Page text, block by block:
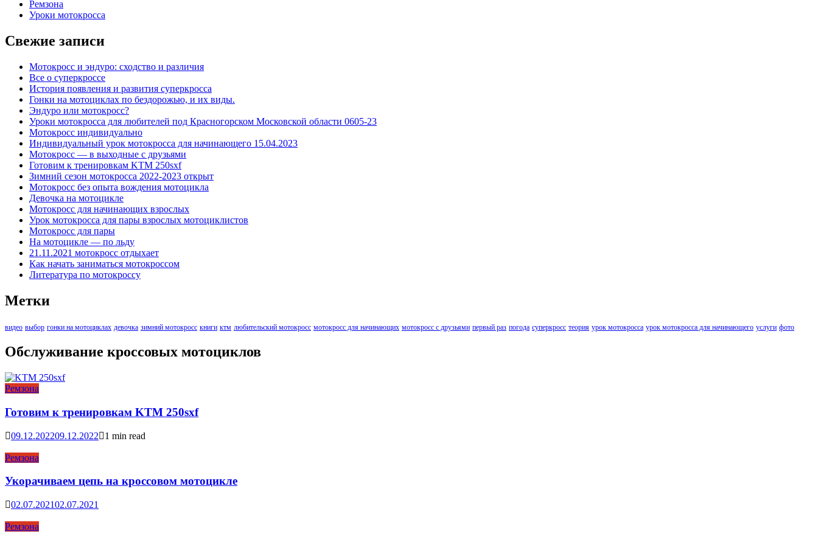
Ремзона
Уроки мотокросса
Свежие записи
Мотокросс и эндуро: сходство и различия
Все о суперкроссе
История появления и развития суперкросса
Гонки на мотоциклах по бездорожью, и их виды.
Эндуро или мотокросс?
Уроки мотокросса для любителей под Красногорском Московской области 0605-23
Мотокросс индивидуально
Индивидуальный урок мотокросса для начинающего 15.04.2023
Мотокросс — в выходные с друзьями
Готовим к тренировкам KTM 250sxf
Зимний сезон мотокросса 2022-2023 открыт
Мотокросс без опыта вождения мотоцикла
Девочка на мотоцикле
Мотокросс для начинающих взрослых
Урок мотокросса для пары взрослых мотоциклистов
Мотокросс для пары
На мотоцикле — по льду
21.11.2021 мотокросс отдыхает
Как начать заниматься мотокроссом
Литература по мотокроссу
Метки
видео выбор гонки на мотоциклах девочка зимний мотокросс книги ктм любительский мотокросс мотокросс для начинающих мотокросс с друзьями первый раз погода суперкросс теория урок мотокросса урок мотокросса для начинающего услуги фото
Обслуживание кроссовых мотоциклов
Ремзона
Готовим к тренировкам KTM 250sxf
09.12.202209.12.2022 1 min read
Ремзона
Укорачиваем цепь на кроссовом мотоцикле
02.07.202102.07.2021
Ремзона